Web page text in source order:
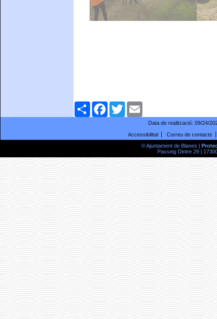
ComparteixFacebookTwitter
Data de realització: 09/24/
Accessibilitat
Correu de contacte
© Ajuntament de Blanes |
Passeig Dintre 29 |